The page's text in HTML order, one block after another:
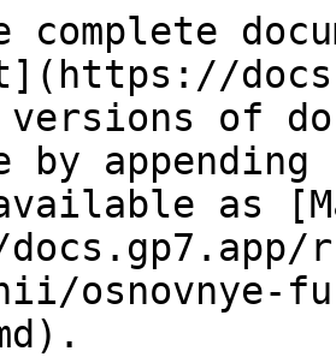
complete
versions of
by
as
osnovnye-